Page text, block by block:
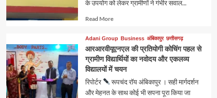
के उपयोग को लेकर ग्रामीणों ने गंभीर सवाल...
Read MoreRead
about
Adani Group Business अंबिकापुर छत्तीसगढ़
आरआरवीयूएनएल की प्रतियोगी कोचिंग पहल से
ग्रामीण विद्यार्थियों का नवोदय और एकलव्य
विद्यालयों में चयन
रिपोर्टर
रूपचंद रॉय अंबिकापुर । सही मार्गदर्शन
और मेहनत के साथ कोई भी सपना पूरा किया जा